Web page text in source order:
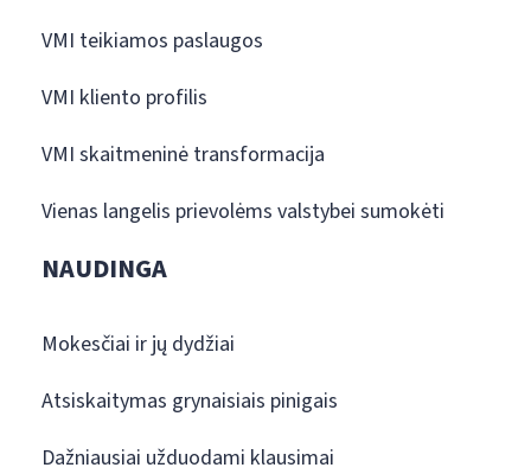
VMI teikiamos paslaugos
VMI kliento profilis
VMI skaitmeninė transformacija
Vienas langelis prievolėms valstybei sumokėti
NAUDINGA
Mokesčiai ir jų dydžiai
Atsiskaitymas grynaisiais pinigais
Dažniausiai užduodami klausimai